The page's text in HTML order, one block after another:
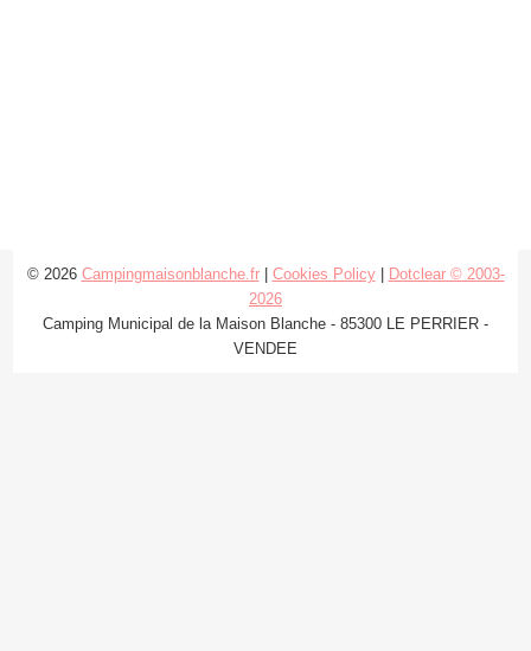
© 2026 Campingmaisonblanche.fr| Cookies Policy|
Dotclear © 2003-
2026
Camping Municipal de la Maison Blanche - 85300 LE PERRIER -
VENDEE